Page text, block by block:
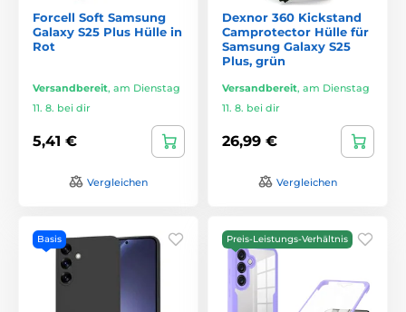
Forcell Soft Samsung
Galaxy S25 Plus Hülle in
Rot
Versandbereit, am Dienstag
11. 8. bei dir
5,41 €
Vergleichen
Dexnor 360 Kickstand
Camprotector Hülle für
Samsung Galaxy S25
Plus, grün
Versandbereit, am Dienstag
11. 8. bei dir
26,99 €
Vergleichen
Basis Preis-Leistungs-Verhältnis